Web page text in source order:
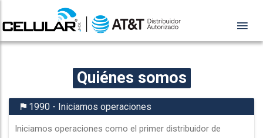
Quiénes somos
1990 - Iniciamos operaciones
Iniciamos operaciones como el primer distribuidor de